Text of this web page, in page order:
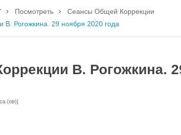
Посмотреть
Сеансы Общей Коррекции
Рогожкина. 29 ноября 2020 года
В. Рогожкина.
(ов)]